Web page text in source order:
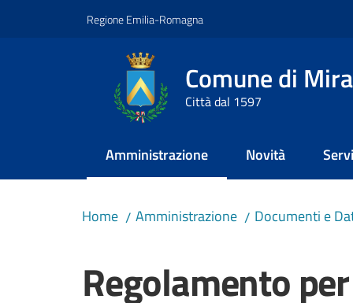
Regione Emilia-Romagna
Comune di
Città dal 1597
Amministrazione
Menu selezionato Novità
Home / Amministrazione / Documenti e
Regolamento